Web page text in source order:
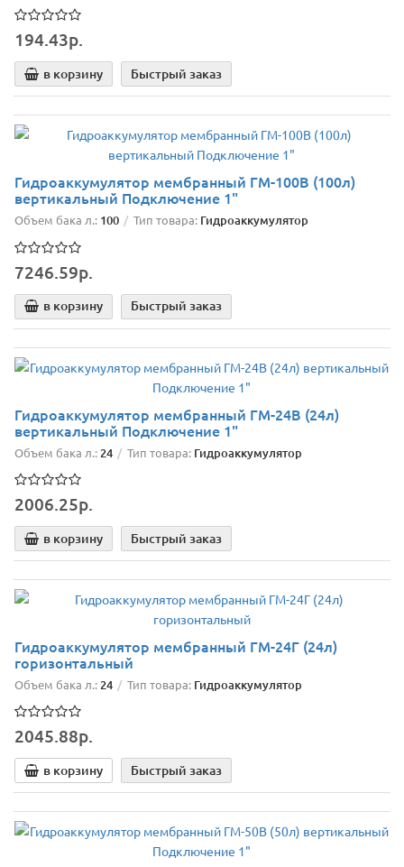
194.43р.
в корзину Быстрый заказ
Гидроаккумулятор мембранный ГМ-100В (100л)
вертикальный Подключение 1"
Объем бака л.: 100 Тип товара: Гидроаккумулятор
7246.59р.
в корзину Быстрый заказ
Гидроаккумулятор мембранный ГМ-24В (24л)
вертикальный Подключение 1"
Объем бака л.:24 Тип товара: Гидроаккумулятор
2006.25р.
в корзину Быстрый заказ
Гидроаккумулятор мембранный ГМ-24Г (24л)
горизонтальный
Объем бака л.:24 Тип товара: Гидроаккумулятор
2045.88р.
в корзину Быстрый заказ